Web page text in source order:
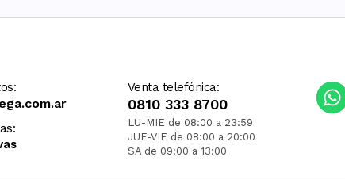
Venta telefónica:
0810 333 8700
LU-MIE de 08:00 a 23:59
JUE-VIE de 08:00 a 20:00
SA de 09:00 a 13:00